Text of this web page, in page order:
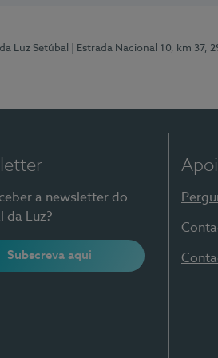
Luz Setúbal | Estrada Nacional 10, km 37,
a newsletter do
da Luz?
Subscreva aqui